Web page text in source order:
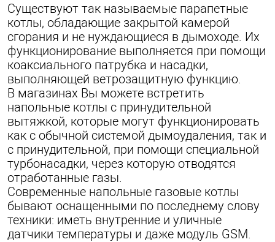
Существуют так называемые парапетные
котлы, обладающие закрытой камерой
сгорания и не нуждающиеся в дымоходе. Их
функционирование выполняется при помощи
коаксиального патрубка и насадки,
выполняющей ветрозащитную функцию.
В магазинах Вы можете встретить
напольные котлы с принудительной
вытяжкой, которые могут функционировать
как с обычной системой дымоудаления, так и
с принудительной, при помощи специальной
турбонасадки, через которую отводятся
отработанные газы.
Современные напольные газовые котлы
бывают оснащенными по последнему слову
техники: иметь внутренние и уличные
датчики температуры и даже модуль GSM.